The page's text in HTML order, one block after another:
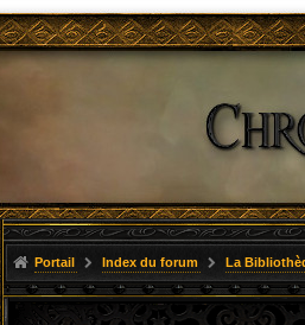
Portail Index du forum La